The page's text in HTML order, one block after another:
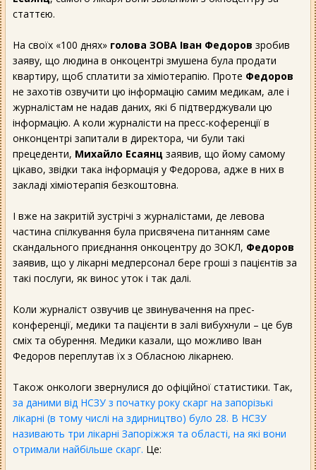
статтєю.
На своїх «100 днях» голова ЗОВА Іван Федоров зробив
заяву, що людина в онкоцентрі змушена була продати
квартиру, щоб сплатити за хіміотерапію. Проте Федоров
не захотів озвучити цю інформацію самим медикам, але і
журналістам не надав даних, які б підтверджували цю
інформацію. А коли журналісти на пресс-коференції в
онконцентрі запитали в директора, чи були такі
прецеденти, Михайло Есаянц заявив, що йому самому
цікаво, звідки така інформація у Федорова, адже в них в
закладі хіміотерапія безкоштовна.
І вже на закритій зустрічі з журналістами, де левова
частина спілкування була присвячена питанням саме
скандального приєднання онкоцентру до ЗОКЛ, Федоров
заявив, що у лікарні медперсонал бере гроші з пацієнтів за
такі послуги, як винос уток і так далі.
Коли журналіст озвучив це звинувачення на прес-
конференції, медики та пацієнти в залі вибухнули – це був
сміх та обурення. Медики казали, що можливо Іван
Федоров переплутав їх з Обласною лікарнею.
Також онкологи звернулися до офіційної статистики. Так,
за даними від НСЗУ з початку року скарг на запорізькі
лікарні (в тому числі на здирництво) було 28. В НСЗУ
називають три лікарні Запоріжжя та області, на які вони
отримали найбільше скарг. Це: